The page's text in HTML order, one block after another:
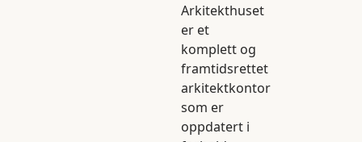
Arkitekthuset
er et
komplett og
framtidsrettet
arkitektkontor
som er
oppdatert i